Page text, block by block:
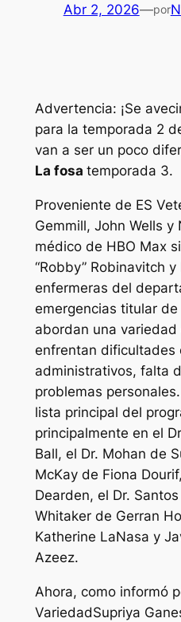
Abr 2, 2026—por
Advertencia: ¡Se
para la temporada 2
van a ser un poco
La fosa temporada 3.
Proveniente de ES
Gemmill, John Wells y
médico de HBO Max
“Robby” Robinavitch
enfermeras del
emergencias titular
abordan una
enfrentan dificultades
administrativos, falta
problemas
lista principal del
principalmente en el
Ball, el Dr. Mohan de
McKay de Fiona
Dearden, el Dr.
Whitaker de Gerran
Katherine LaNasa y
Azeez.
Ahora, como informó
VariedadSupriya